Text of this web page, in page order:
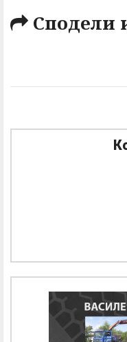
Сподели